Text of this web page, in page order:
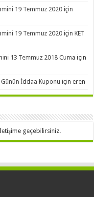
19 Temmuz 2020 için
19 Temmuz 2020 içinKET
13 Temmuz 2018 Cuma için
Günün İddaa Kuponu içineren
geçebilirsiniz.